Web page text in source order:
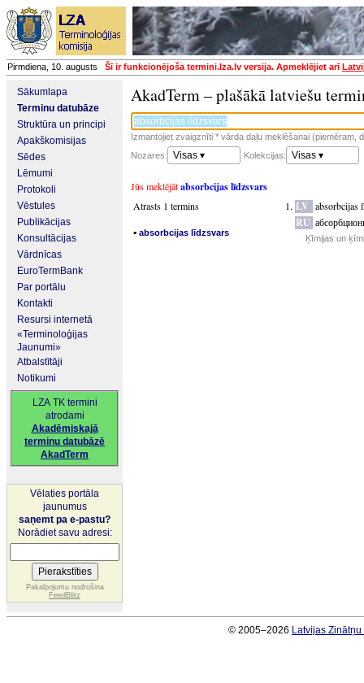
Pirmdiena, 10. augusts Šī ir funkcionējoša termini.lza.lv versija. Apmeklējiet arī
Sākumlapa
Terminu datubāze
Struktūra un principi
Apakškomisijas
Sēdes
Lēmumi
Protokoli
Vēstules
Publikācijas
Konsultācijas
Vārdnīcas
EuroTermBank
Par portālu
Kontakti
Resursi internetā
«Terminoloģijas
Jaunumi»
Atbalstītāji
Notikumi
LZA TK termini
atrodami
Akadēmiskajā
terminu datubāzē
AkadTerm
Vēlaties portāla
jaunumus
saņemt pa e-pastu?
Norādiet savu adresi:
Pakalpojumu nodrošina
FeedBlitz
AkadTerm – plašākā latviešu
Izmantojiet zvaigznīti * vārda daļu meklēšanai (piemēram,
Nozares:
Visas ▾ Kolekcijas: Visas ▾
Jūs meklējātabsorbcijas līdzsvars
Atrasts 1 termins
▪ absorbcijas līdzsvars
LV absorbcijas
RU
Ķīmijas un
© 2005–2026 Latvijas